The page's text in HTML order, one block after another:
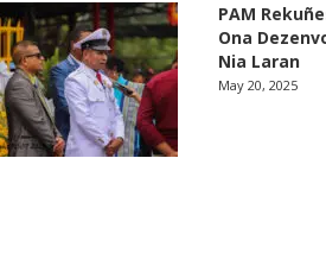
PAM
Ona
Nia Laran
May 20, 2025